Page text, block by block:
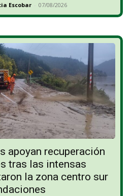
Escobar - 07/08/2026
apoyan recuperación
tras las intensas
la zona centro sur